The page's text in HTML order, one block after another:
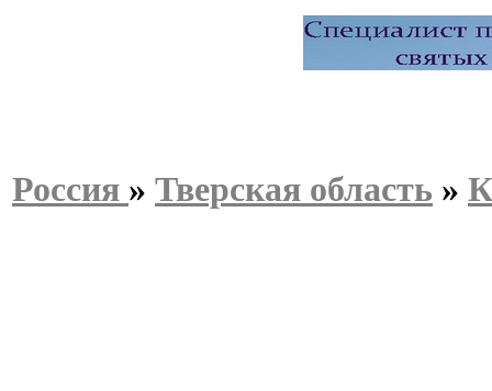
Россия » Тверская область »